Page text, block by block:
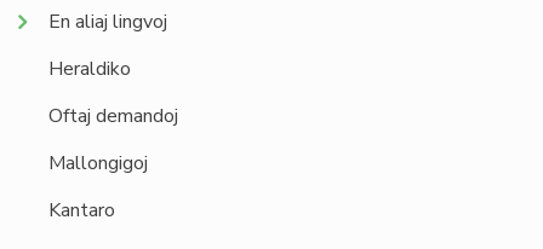
En aliaj lingvoj
Heraldiko
Oftaj demandoj
Mallongigoj
Kantaro